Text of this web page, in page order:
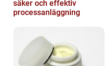
säker och effektiv
processanläggning